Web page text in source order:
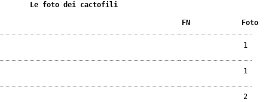
Le foto dei cactofili
FN Foto
1
1
2